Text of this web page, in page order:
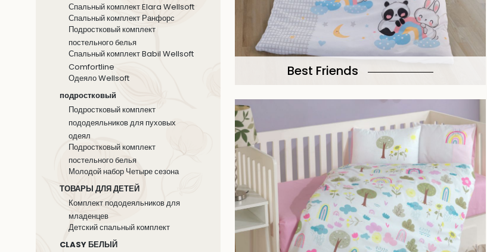
Спальный комплект Elara Wellsoft
Спальный комплект Ранфорс
Подростковый комплект
постельного белья
Спальный комплект Babil Wellsoft
Comfortline
Одеяло Wellsoft
подростковый
Подростковый комплект
пододеяльников для пуховых
одеял
Подростковый комплект
постельного белья
Молодой набор Четыре сезона
ТОВАРЫ ДЛЯ ДЕТЕЙ
Комплект пододеяльников для
младенцев
Детский спальный комплект
CLASY БЕЛЫЙ
Best Friends